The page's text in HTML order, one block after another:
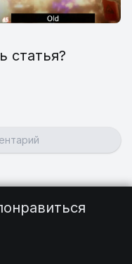
статья?
на гранаты